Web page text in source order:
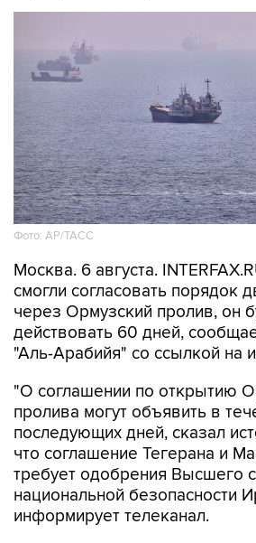
Фото: AP/ТАСС
Москва. 6 августа.
смогли согласовать порядок
через Ормузский пролив, он
действовать 60 дней,
"Аль-Арабийя" со ссылкой на
"О соглашении по открытию
пролива могут объявить в
последующих дней, сказал
что соглашение Тегерана и
требует одобрения Высшего
национальной безопасности
информирует телеканал.